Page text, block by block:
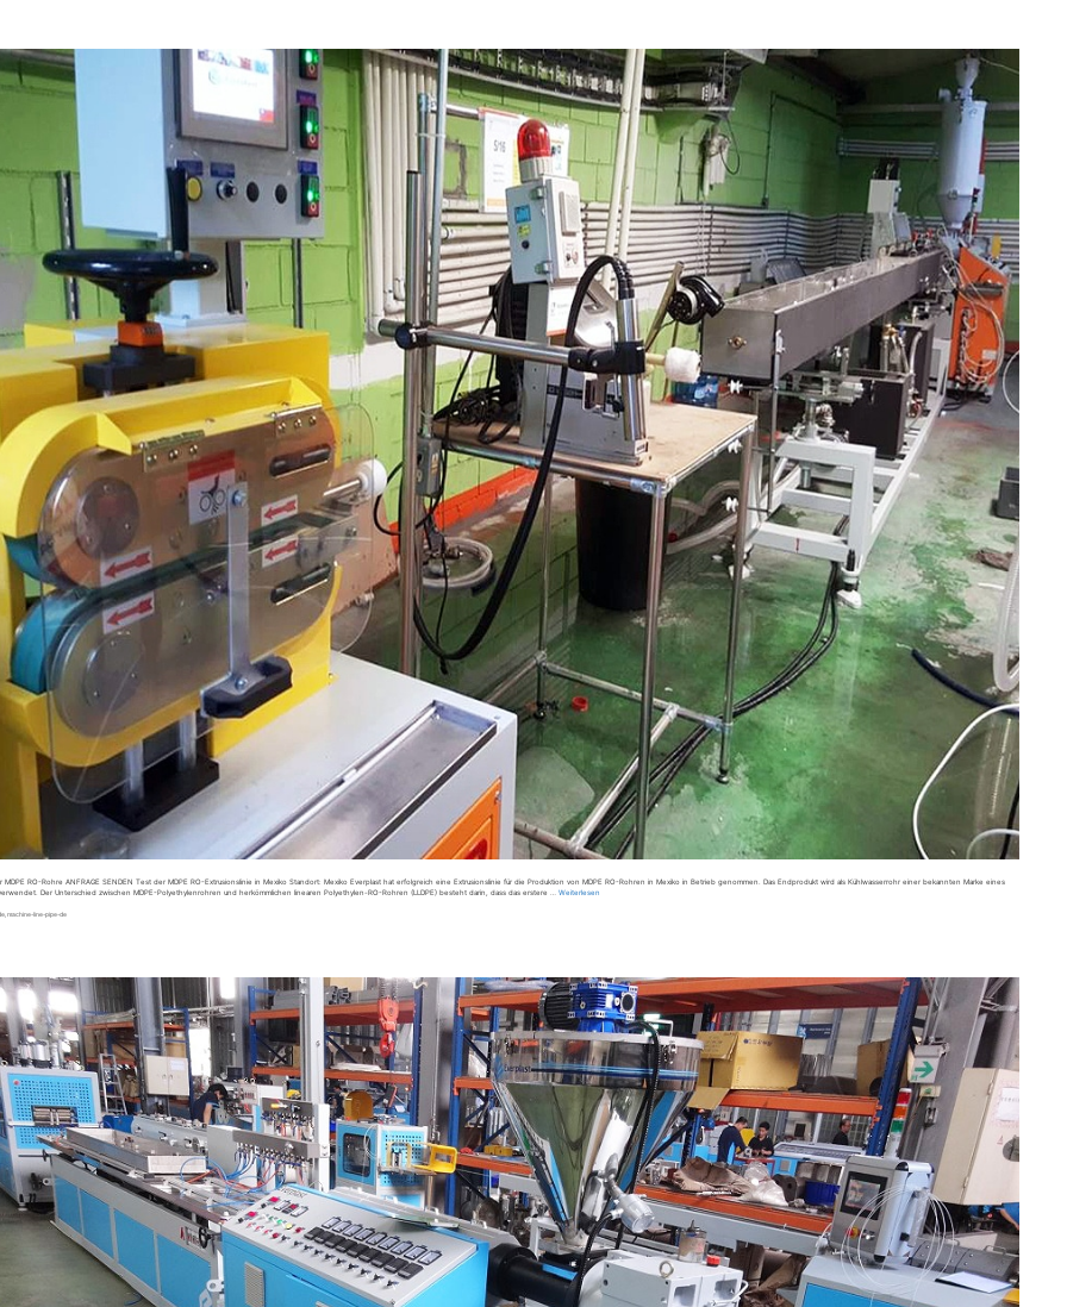
MDPE RO-Rohre ANFRAGE SENDEN Test der MDPE RO-Extrusionslinie in Mexiko Standort: Mexiko Everplast hat erfolgreich eine Extrusionslinie für die Produktion von MDPE RO-Rohren in Mexiko in Betrieb genommen. Das Endprodukt wird als Kühlwasserrohr einer bekannten Marke eines
Der Unterschied zwischen MDPE-Polyethylenrohren und herkömmlichen linearen Polyethylen-RO-Rohren (LLDPE) besteht darin, dass das erstere … Weiterlesen
,machine-line-pipe-de